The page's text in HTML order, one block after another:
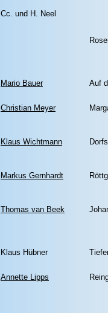
Cc. und H. Neel
Mario Bauer Auf
Christian Meyer
Klaus Wichtmann
Markus Gernhardt
Thomas van Beek
Klaus Hübner
Annette Lipps